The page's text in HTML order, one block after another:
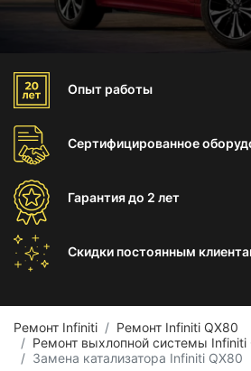
Опыт работы
Сертифицированное
Гарантиядо 2 лет
Скидки постоянным
Ремонт Infiniti
Ремонт Infiniti QX80
Ремонт выхлопной системы Infiniti
Замена катализатора Infiniti QX80